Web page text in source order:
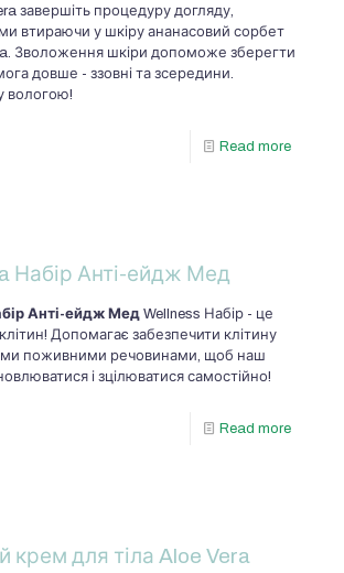
завершіть процедуру догляду,
втираючи у шкіру ананасовий сорбет
Зволоження шкіри допоможе зберегти
довше - ззовні та зсередини.
вологою!
Read more
Набір Анті-ейдж Мед
Анті-ейдж Мед Wellness Набір - це
Допомагає забезпечити клітину
поживними речовинами, щоб наш
і зцілюватися самостійно!
Read more
крем для тіла Aloe Vera